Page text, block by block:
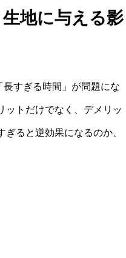
地に与える影
すぎる時間」が問題にな
ットだけでなく、デメリッ
ると逆効果になるのか、